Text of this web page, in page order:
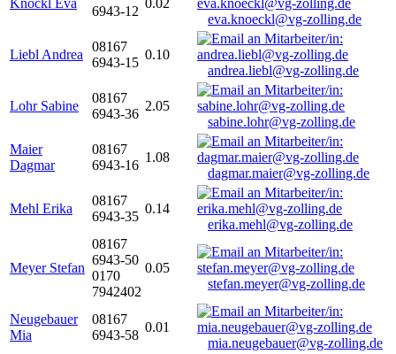
Knöckl Eva
6943-12
0.02
eva.knoeckl@vg-zolling.de
Liebl Andrea
08167
6943-15
0.10
andrea.liebl@vg-zolling.de
Lohr Sabine
08167
6943-36
2.05
sabine.lohr@vg-zolling.de
Maier
Dagmar
08167
6943-16
1.08
dagmar.maier@vg-zolling.de
Mehl Erika
08167
6943-35
0.14
erika.mehl@vg-zolling.de
Meyer Stefan
08167
6943-50
0170
7942402
0.05
stefan.meyer@vg-zolling.de
Neugebauer
Mia
08167
6943-58
0.01
mia.neugebauer@vg-zolling.de